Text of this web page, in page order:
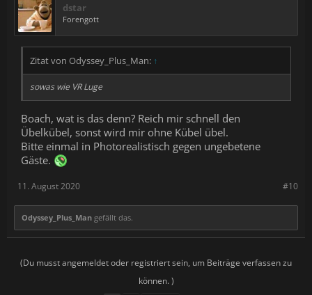
dstar
Forengott
Zitat von Odyssey_Plus_Man: ↑
sowas wie VR Luge
Boach, wat is das denn? Reich mir schnell den
Übelkübel, sonst wird mir ohne Kübel übel.
Bitte einmal in Photorealistisch gegen ungebetene
Gäste.
#10
11. August 2020
Odyssey_Plus_Man gefällt das.
(Du musst angemeldet oder registriert sein, um Beiträge verfassen zu
können. )